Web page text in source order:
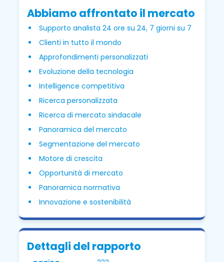
Abbiamo affrontato il mercato
Supporto analista 24 ore su 24, 7 giorni su 7
Clienti in tutto il mondo
Approfondimenti personalizzati
Evoluzione della tecnologia
Intelligence competitiva
Ricerca personalizzata
Ricerca di mercato sindacale
Panoramica del mercato
Segmentazione del mercato
Motore di crescita
Opportunità di mercato
Panoramica normativa
Innovazione e sostenibilità
Dettagli del rapporto